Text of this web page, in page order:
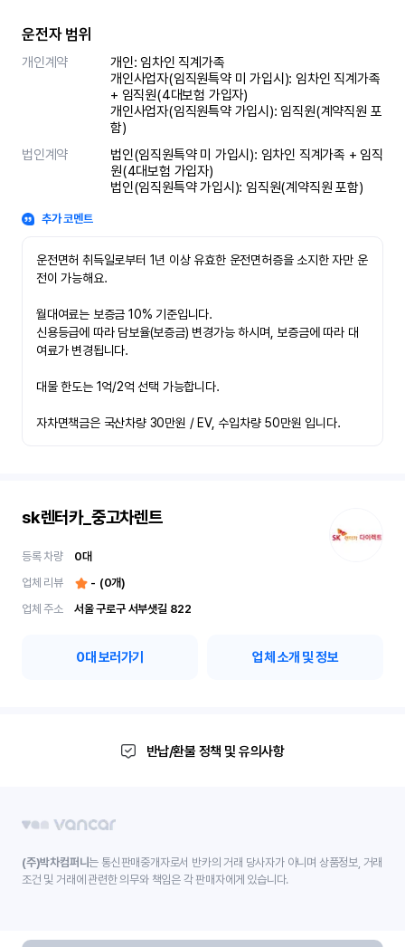
운전자 범위
개인계약
개인: 임차인 직계가족
개인사업자(임직원특약 미 가입시): 임차인 직계가족
+ 임직원(4대보험 가입자)
개인사업자(임직원특약 가입시): 임직원(계약직원 포
함)
법인계약
법인(임직원특약 미 가입시): 임차인 직계가족 + 임직
원(4대보험 가입자)
법인(임직원특약 가입시): 임직원(계약직원 포함)
추가 코멘트
운전면허 취득일로부터 1년 이상 유효한 운전면허증을 소지한 자만 운
전이 가능해요.
월대여료는 보증금 10% 기준입니다.
신용등급에 따라 담보율(보증금) 변경가능 하시며, 보증금에 따라 대
여료가 변경됩니다.
대물 한도는 1억/2억 선택 가능합니다.
자차면책금은 국산차량 30만원 / EV, 수입차량 50만원 입니다.
sk렌터카_중고차렌트
등록 차량 0대
업체 리뷰
- (0개)
업체 주소
서울 구로구 서부샛길 822
0대 보러가기 업체 소개 및 정보
반납/환불 정책 및 유의사항
(주)박차컴퍼니는 통신판매중개자로서 반카의 거래 당사자가 아니며 상품정보, 거래
조건 및 거래에 관련한 의무와 책임은 각 판매자에게 있습니다.